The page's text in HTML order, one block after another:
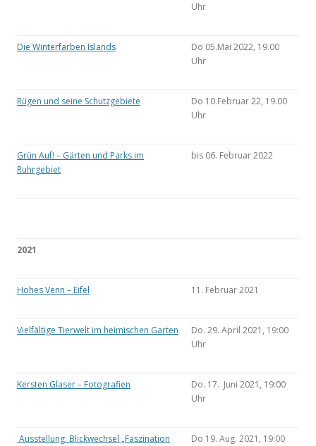
Uhr
Die Winterfarben Islands
Do 05.Mai 2022, 19.00
Uhr
Rügen und seine Schutzgebiete
Do 10.Februar 22, 19.00
Uhr
Grün Auf! – Gärten und Parks im
Ruhrgebiet
bis 06. Februar 2022
2021
Hohes Venn – Eifel 11. Februar 2021
Vielfältige Tierwelt im heimischen Garten
Do. 29. April 2021, 19:00
Uhr
Kersten Glaser – Fotografien
Do. 17. Juni 2021, 19:00
Uhr
Ausstellung: Blickwechsel „Faszination
Do 19. Aug. 2021, 19:00